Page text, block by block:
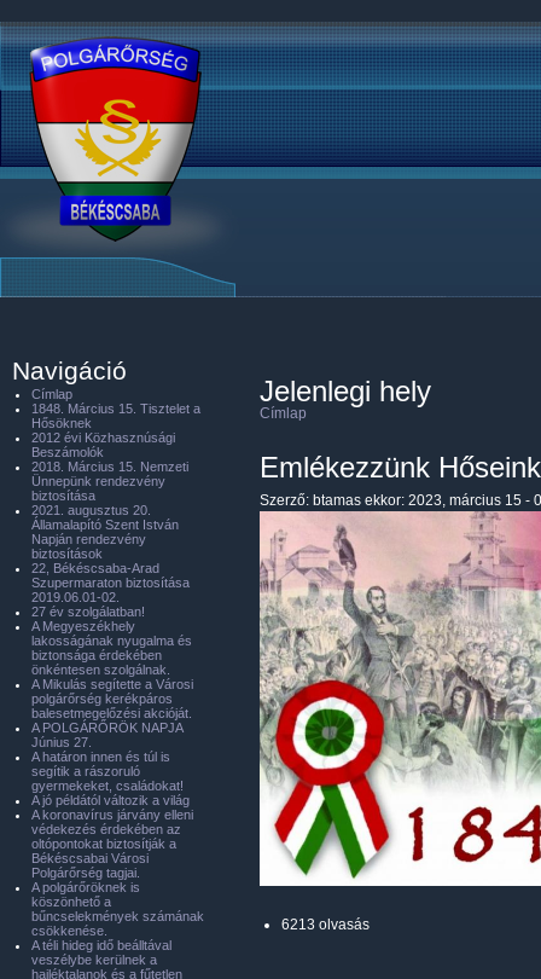
Jelenlegi hely
Címlap
Emlékezzünk
Szerző: btamas ekkor: 2023, március 15 -
6213 olvasás
Navigáció
Címlap
1848. Március 15. Tisztelet a
Hősöknek
2012 évi Közhasznúsági
Beszámolók
2018. Március 15. Nemzeti
Ünnepünk rendezvény
biztosítása
2021. augusztus 20.
Államalapító Szent István
Napján rendezvény
biztosítások
22, Békéscsaba-Arad
Szupermaraton biztosítása
2019.06.01-02.
27 év szolgálatban!
A Megyeszékhely
lakosságának nyugalma és
biztonsága érdekében
önkéntesen szolgálnak.
A Mikulás segítette a Városi
polgárőrség kerékpáros
balesetmegelőzési akcióját.
A POLGÁRŐRÖK NAPJA
Június 27.
A határon innen és túl is
segítik a rászoruló
gyermekeket, családokat!
A jó példától változik a világ
A koronavírus járvány elleni
védekezés érdekében az
oltópontokat biztosítják a
Békéscsabai Városi
Polgárőrség tagjai.
A polgárőröknek is
köszönhető a
bűncselekmények számának
csökkenése.
A téli hideg idő beálltával
veszélybe kerülnek a
hajléktalanok és a fűtetlen